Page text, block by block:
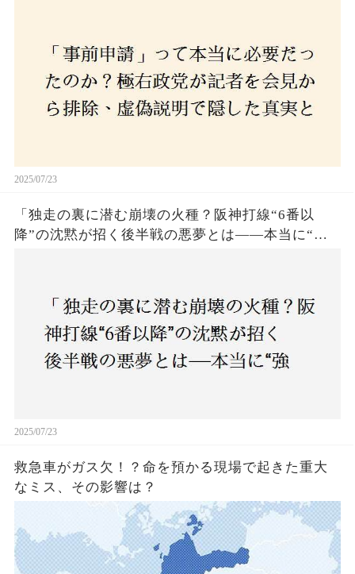
2025/07/23
「独走の裏に潜む崩壊の火種？阪神打線“6番以
降”の沈黙が招く後半戦の悪夢とは——本当に“強
2025/07/23
救急車がガス欠！？命を預かる現場で起きた重大
なミス、その影響は？